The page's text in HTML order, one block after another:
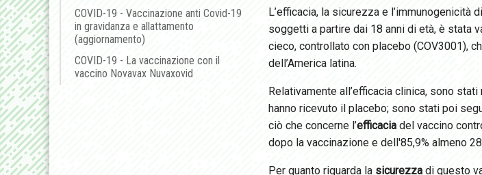
COVID-19 - Vaccinazione anti Covid-19
in gravidanza e allattamento
(aggiornamento)
COVID-19 - La vaccinazione con il
vaccino Novavax Nuvaxovid
L’efficacia, la sicurezza e
soggetti a partire dai 18 anni di età, è stata
cieco, controllato con placebo (COV3001),
dell’America latina.
Relativamente all’efficacia clinica, sono
hanno ricevuto il placebo; sono stati poi
ciò che concerne l’efficacia del vaccino
dopo la vaccinazione e dell'85,9% almeno
Per quanto riguarda la sicurezza di questo